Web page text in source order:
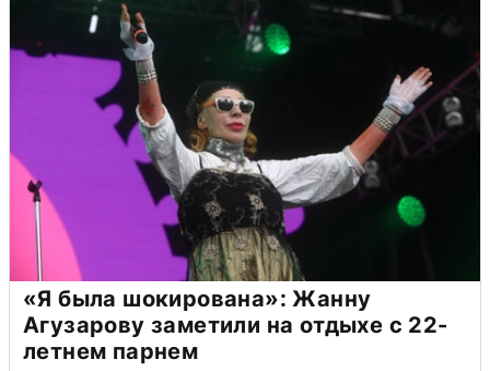
«Я была шокирована»: Жанну
Агузарову заметили на отдыхе с 22-
летнем парнем